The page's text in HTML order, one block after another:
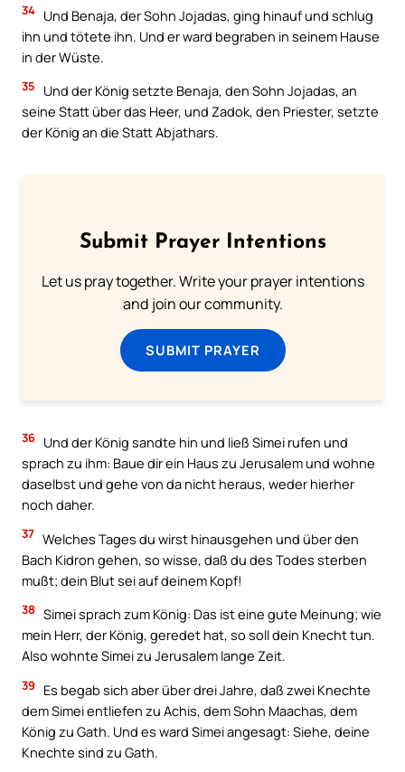
34 Und Benaja, der Sohn Jojadas, ging hinauf und schlug
ihn und tötete ihn. Und er ward begraben in seinem Hause
in der Wüste.
35
Und der König setzte Benaja, den Sohn Jojadas, an
seine Statt über das Heer, und Zadok, den Priester, setzte
der König an die Statt Abjathars.
Submit Prayer Intentions
Let us pray together. Write your prayer intentions
and join our community.
SUBMIT PRAYER
36 Und der König sandte hin und ließ Simei rufen und
sprach zu ihm: Baue dir ein Haus zu Jerusalem und wohne
daselbst und gehe von da nicht heraus, weder hierher
noch daher.
37 Welches Tages du wirst hinausgehen und über den
Bach Kidron gehen, so wisse, daß du des Todes sterben
mußt; dein Blut sei auf deinem Kopf!
38 Simei sprach zum König: Das ist eine gute Meinung; wie
mein Herr, der König, geredet hat, so soll dein Knecht tun.
Also wohnte Simei zu Jerusalem lange Zeit.
39
Es begab sich aber über drei Jahre, daß zwei Knechte
dem Simei entliefen zu Achis, dem Sohn Maachas, dem
König zu Gath. Und es ward Simei angesagt: Siehe, deine
Knechte sind zu Gath.